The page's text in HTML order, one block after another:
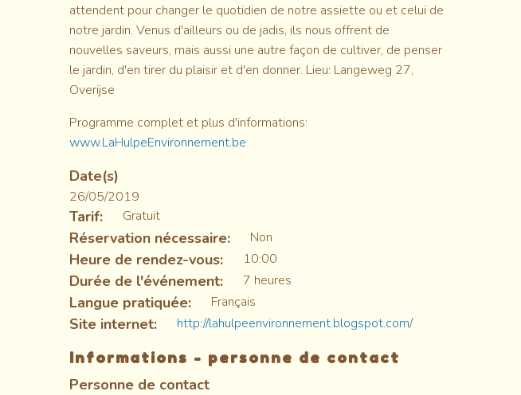
attendent pour changer le quotidien de notre assiette ou et celui de
notre jardin. Venus d'ailleurs ou de jadis, ils nous offrent de
nouvelles saveurs, mais aussi une autre façon de cultiver, de penser
le jardin, d'en tirer du plaisir et d'en donner. Lieu: Langeweg 27,
Overijse
Programme complet et plus d'informations:
www.LaHulpeEnvironnement.be
Date(s)
26/05/2019
Tarif Gratuit
Réservation nécessaire Non
Heure de rendez-vous 10:00
Durée de l'événement 7 heures
Langue pratiquée Français
Site internet http://lahulpeenvironnement.blogspot.com/
Informations - personne de contact
Personne de contact